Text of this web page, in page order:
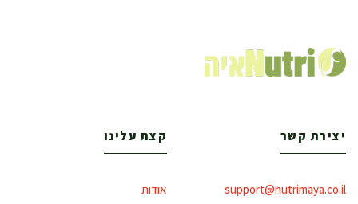
יצירת קשר
support@nutrimaya.co.il
קצת עלינו
אודות